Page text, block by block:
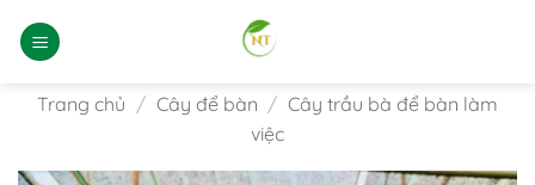
qua
dungTrang chủ / Cây để bàn / Cây trầu bà để bàn làm
việc